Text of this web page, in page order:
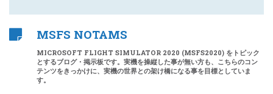
MSFS NOTAMS
MICROSOFT FLIGHT SIMULATOR 2020 (MSFS2020) をトピック
とするブログ・掲示板です。実機を操縦した事が無い方も、こちらのコン
テンツをきっかけに、実機の世界との架け橋になる事を目標としていま
す。